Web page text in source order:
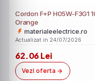
Cordon F+P H05W-F3G1
Orange
materialeelectrice.ro
Actualizat in 24/07/2026
62.06 Lei
Vezi oferta